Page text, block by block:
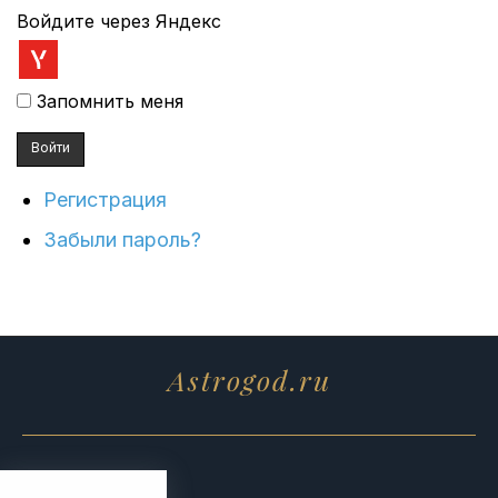
Войдите через Яндекс
Запомнить меня
Войти
Регистрация
Забыли пароль?
Astrogod.ru